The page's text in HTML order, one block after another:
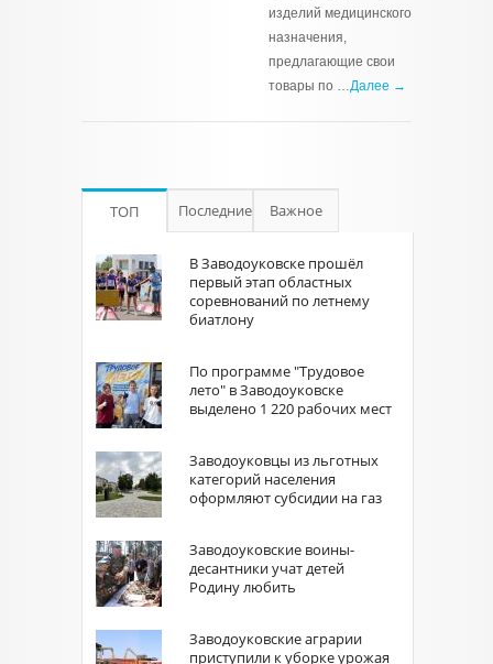
изделий медицинского
назначения,
предлагающие свои
товары по …Далее →
ТОП Последние Важное
В Заводоуковске прошёл
первый этап областных
соревнований по летнему
биатлону
По программе "Трудовое
лето" в Заводоуковске
выделено 1 220 рабочих мест
Заводоуковцы из льготных
категорий населения
оформляют субсидии на газ
Заводоуковские воины-
десантники учат детей
Родину любить
Заводоуковские аграрии
приступили к уборке урожая